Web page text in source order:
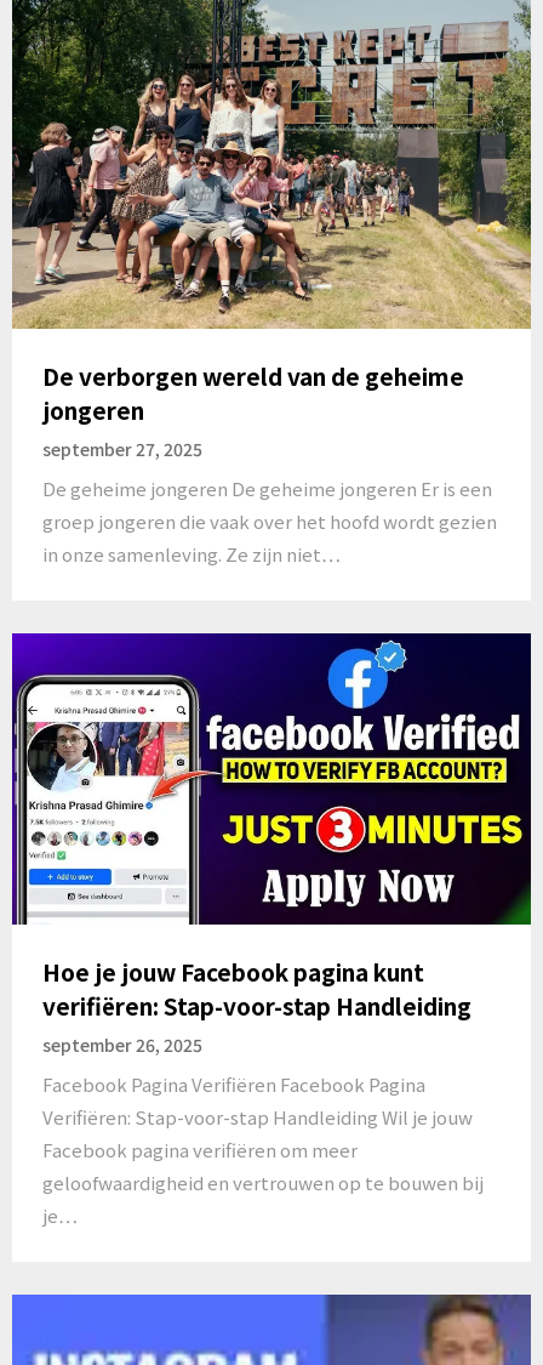
De verborgen wereld van de geheime
jongeren
september 27, 2025
De geheime jongeren De geheime jongeren Er is een
groep jongeren die vaak over het hoofd wordt gezien
in onze samenleving. Ze zijn niet…
Hoe je jouw Facebook pagina kunt
verifiëren: Stap-voor-stap Handleiding
september 26, 2025
Facebook Pagina Verifiëren Facebook Pagina
Verifiëren: Stap-voor-stap Handleiding Wil je jouw
Facebook pagina verifiëren om meer
geloofwaardigheid en vertrouwen op te bouwen bij
je…